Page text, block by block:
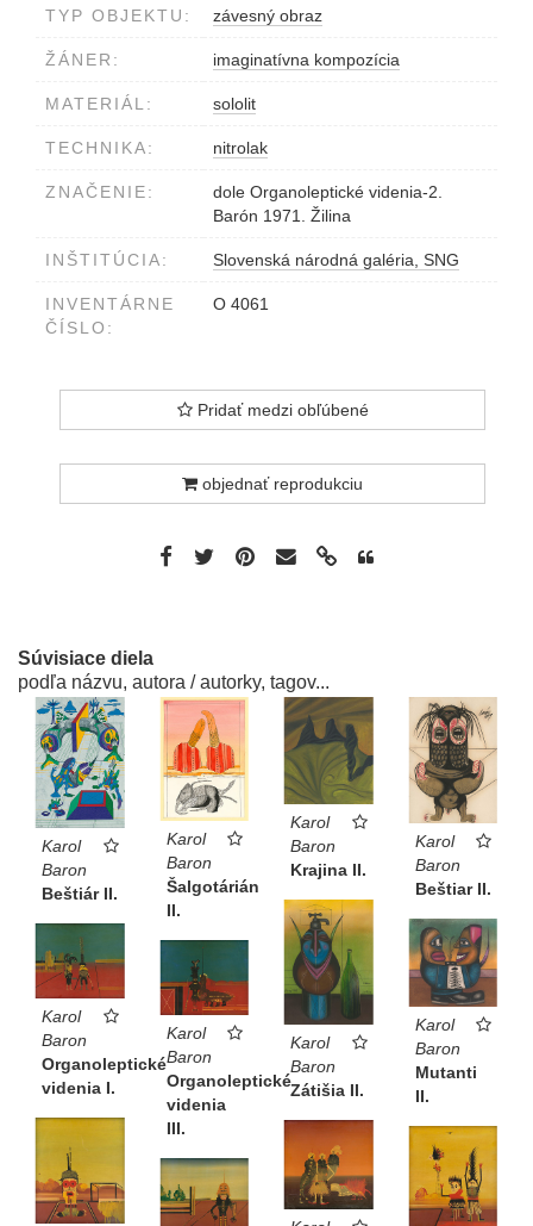
TYP OBJEKTU: závesný obraz
ŽÁNER: imaginatívna kompozícia
MATERIÁL: sololit
TECHNIKA: nitrolak
ZNAČENIE:
dole Organoleptické videnia-2.
Barón 1971. Žilina
INŠTITÚCIA: Slovenská národná galéria, SNG
INVENTÁRNE
ČÍSLO:
O 4061
Pridať medzi obľúbené
objednať reprodukciu
Súvisiace diela
podľa názvu, autora / autorky, tagov...
Karol
Baron
Beštiár II.
Karol
Baron
Šalgotárián
II.
Karol
Baron
Krajina II.
Karol
Baron
Beštiar II.
Karol
Baron
Zátišia II.
Karol
Baron
Mutanti
II.
Karol
Baron
Organoleptické
videnia I.
Karol
Baron
Organoleptické
videnia
III.